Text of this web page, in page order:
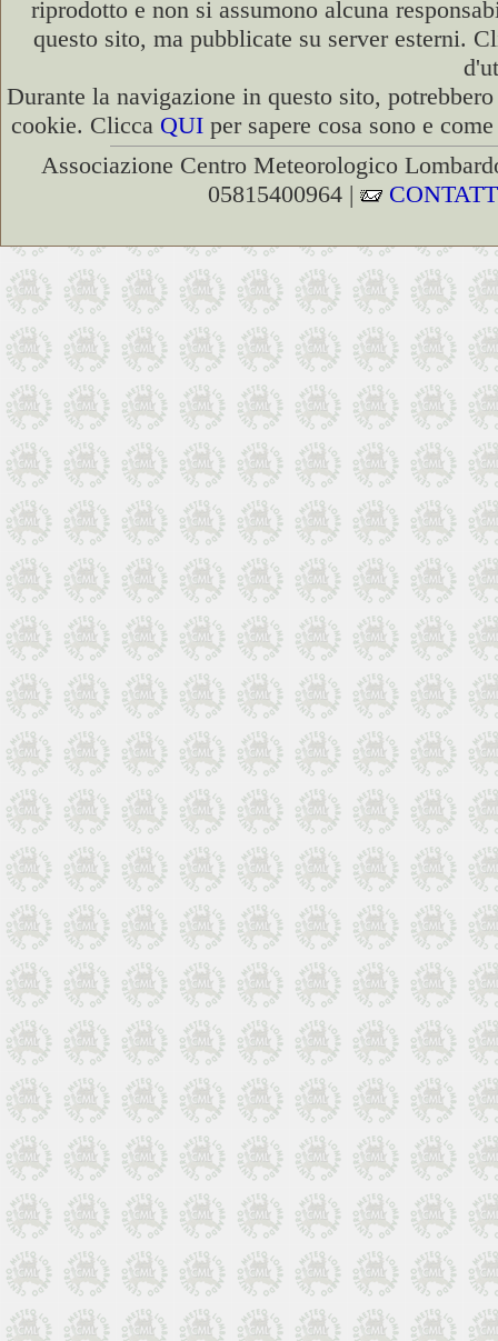
riprodotto e non si assumono alcuna
questo sito, ma pubblicate su server esterni.
Durante la navigazione in questo sito,
cookie. Clicca QUI per sapere cosa sono e
Associazione Centro Meteorologico
05815400964 |